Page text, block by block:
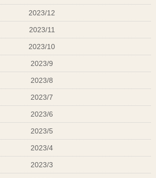
2023/12
2023/11
2023/10
2023/9
2023/8
2023/7
2023/6
2023/5
2023/4
2023/3